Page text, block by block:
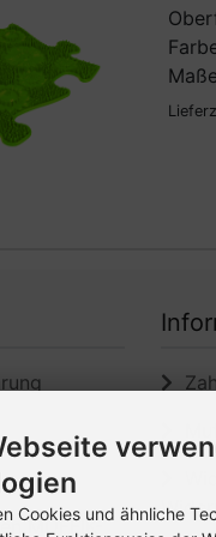
MUFFIK-
Cookies und ähnliche